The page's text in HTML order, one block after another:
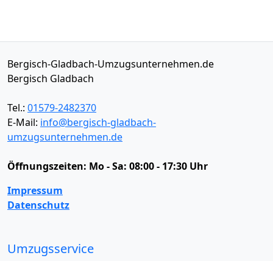
Bergisch-Gladbach-Umzugsunternehmen.de
Bergisch Gladbach
Tel.: 01579-2482370
E-Mail: info@bergisch-gladbach-
umzugsunternehmen.de
Öffnungszeiten: Mo - Sa: 08:00 - 17:30 Uhr
Impressum
Datenschutz
Umzugsservice